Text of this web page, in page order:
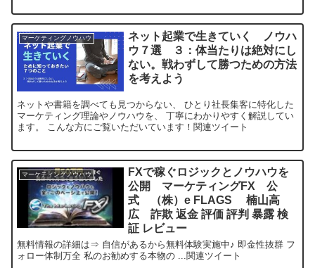
マーケティングノウハウ
ネット起業で生きていく ノウハ
ウ７選 ３：体当たりは絶対にし
ない。戦わずして勝つための方法
を考えよう
ネットや書籍を調べても見つからない、 ひとり社長集客に特化した
マーケティング理論やノウハウを、 丁寧にわかりやすく解説してい
ます。 こんな方にご覧いただいています！関連ツイート
マーケティングノウハウ
FXで稼ぐロジックとノウハウを
公開 マーケティングFX 公
式 （株）e FLAGS 楠山高
広 詐欺 返金 評価 評判 暴露 検
証 レビュー
無料情報の詳細は⇒ 自信があるから無料体験実施中♪ 即金性抜群 フ
ォロー体制万全 私のお勧めする本物の ...関連ツイート